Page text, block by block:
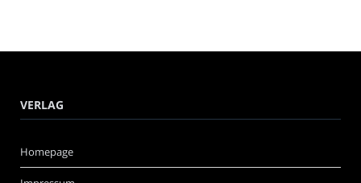
VERLAG
Homepage